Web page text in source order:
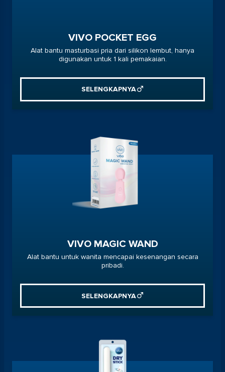
VIVO POCKET EGG
Alat bantu masturbasi pria dari silikon lembut, hanya
digunakan untuk 1 kali pemakaian.
SELENGKAPNYA
VIVO MAGIC WAND
Alat bantu untuk wanita mencapai kesenangan secara
pribadi.
SELENGKAPNYA